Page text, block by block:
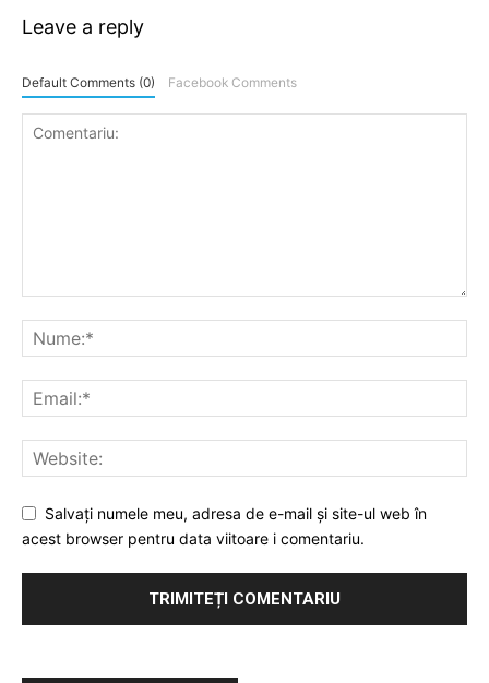
Leave a reply
Default Comments (0) Facebook Comments
Salvați numele meu, adresa de e-mail și site-ul web în
acest browser pentru data viitoare i comentariu.